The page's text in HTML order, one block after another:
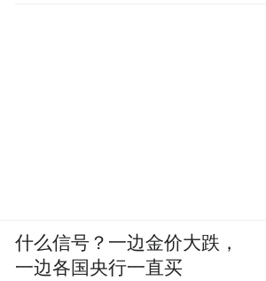
什么信号？一边金价大跌，
一边各国央行一直买